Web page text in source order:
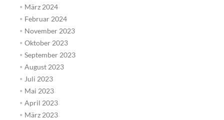
März 2024
Februar 2024
November 2023
Oktober 2023
September 2023
August 2023
Juli 2023
Mai 2023
April 2023
März 2023